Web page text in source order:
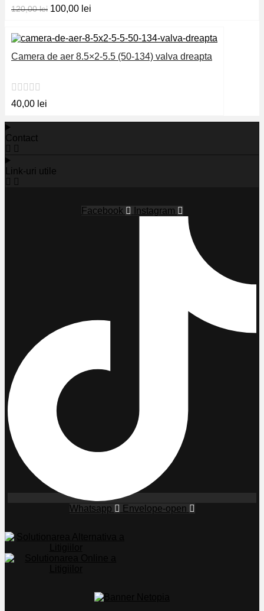
120,00lei Prețul
fost:
120,00 lei.
100,00 lei
100,00 lei.
Camera de aer 8.5×2-5.5 (50-134) valva dreapta
40,00 lei
Contact
Link-uri utile
Facebook Instagram
Whatsapp Envelope-open